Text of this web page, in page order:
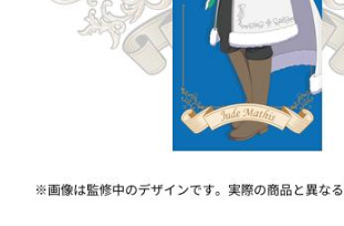
ACE COMBAT
スサノオマジック